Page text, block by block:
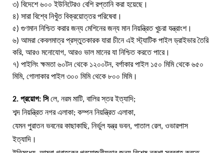
৩) বিদেশে ৬০০ ইউনিটেরও বেশি রপ্তানি করা হয়েছে।
৪) সারা বিশ্বে নিখুঁত বিক্রয়োত্তর পরিষেবা।
৫) গুণমান নিশ্চিত করার জন্য মেশিনের জন্য মান নিয়ন্ত্রিত খুচরা যন্ত্রাংশ।
৬) আমরা কেবলমাত্র প্রস্তুতকারক যারা চীনে এই স্ট্যাটিক পাইল ড্রাইভার তৈরি
করি, আরও মনোযোগ, আরও ভাল মানের যা নিশ্চিত করতে পারে।
৭) পাইলিং ক্ষমতা ৬০টন থেকে ১২০০টন, বর্গাকার পাইল ১৫০ মিমি থেকে ৬৫০
মিমি, গোলাকার পাইল ৩০০ মিমি থেকে ৮০০ মিমি।
2. প্রয়োগ: সি লে, নরম মাটি, বালির স্তর ইত্যাদি;
শব্দ নিয়ন্ত্রিত নগর এলাকা; কম্পন নিয়ন্ত্রিত এলাকা,
যেমন পুরাতন ভবনের কাছাকাছি, নির্ভুল যন্ত্র ভবন, পাতাল রেল, ওভারপাস
ইত্যাদি।